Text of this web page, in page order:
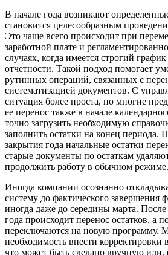
В начале года возникают
становится целесообразным
Это чаще всего происходит при
заработной плате и
случаях, когда имеется строгий
отчетности. Такой подход помогает
рутинных операций, связанных с
систематизацией документов. С
ситуация более проста, но многие
ее перенос также в начале
точно загрузить необходимую
заполнить остатки на конец периода.
закрытия года начальные остатки
старые документы по остаткам
продолжить работу в обычном режиме.
Иногда компании осознанно
систему до фактического завершения
иногда даже до середины марта.
года происходит перенос остатков, а
переключаются на новую программу.
необходимость внести корректировки
что может быть сделано вручную или,